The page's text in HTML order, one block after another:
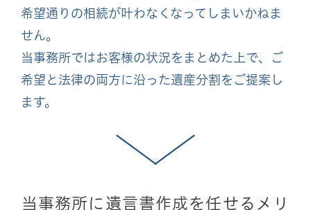
希望通りの相続が叶わなくなってしまいかねま
せん。
当事務所ではお客様の状況をまとめた上で、ご
希望と法律の両方に沿った遺産分割をご提案し
ます。
当事務所に遺言書作成を任せるメリ